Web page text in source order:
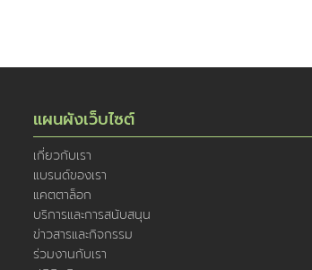
แผนผังเว็บไซต์
เกี่ยวกับเรา
แบรนด์ของเรา
แคตตาล็อก
บริการและการสนับสนุน
ข่าวสารและกิจกรรม
ร่วมงานกับเรา